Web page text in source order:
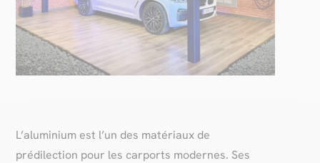
L’aluminium est l’un des matériaux de
prédilection pour les carports modernes. Ses